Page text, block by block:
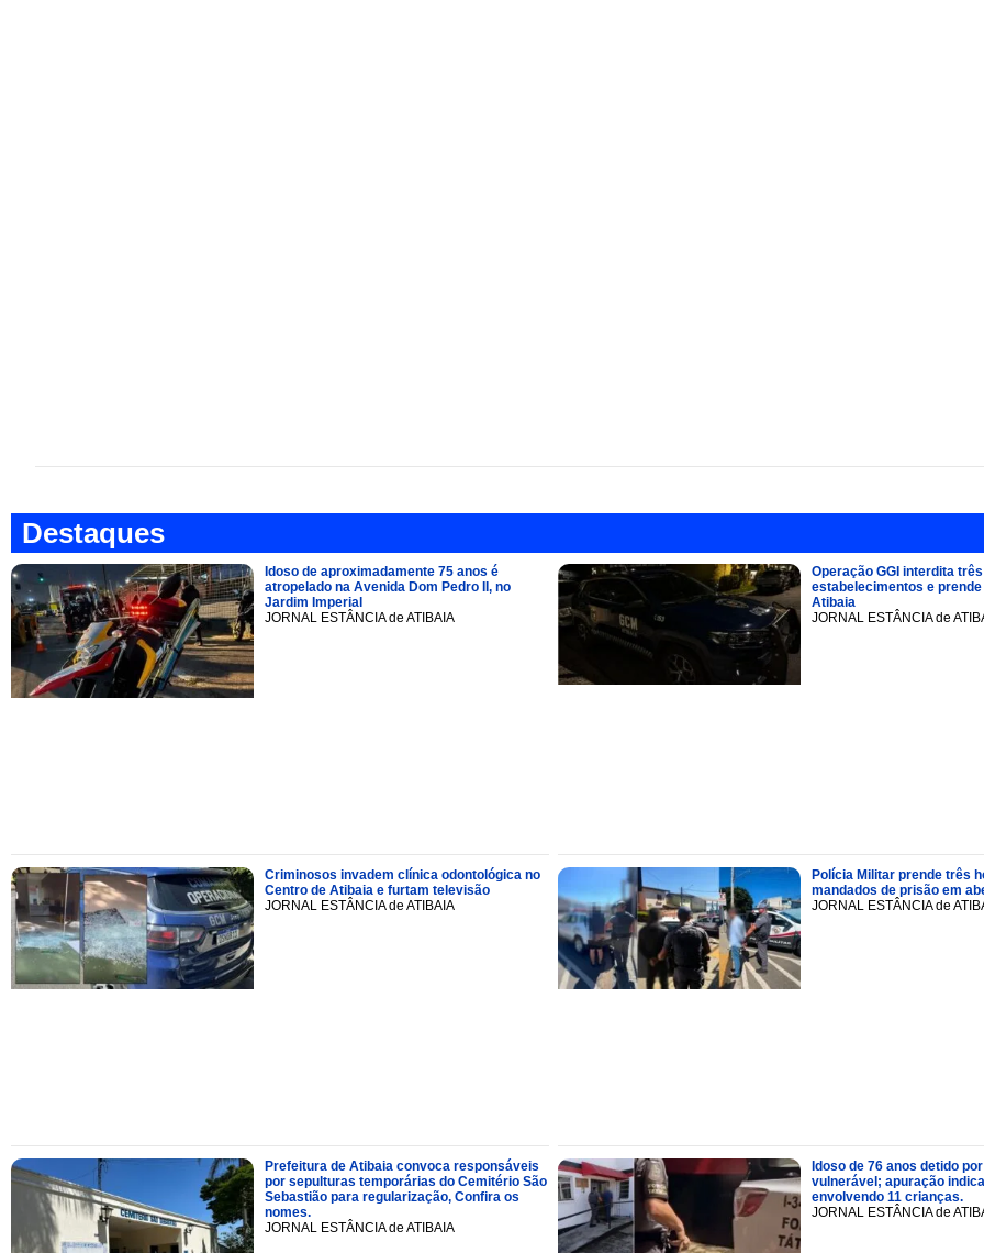
Destaques
Idoso de aproximadamente 75 anos é
atropelado na Avenida Dom Pedro II, no
Jardim Imperial
JORNAL ESTÂNCIA de ATIBAIA
Operação GGI interdita três
estabelecimentos e
Atibaia
JORNAL ESTÂNCIA de
Criminosos invadem clínica odontológica no
Centro de Atibaia e furtam televisão
JORNAL ESTÂNCIA de ATIBAIA
Polícia Militar prende três
mandados de prisão em
JORNAL ESTÂNCIA de
Prefeitura de Atibaia convoca responsáveis
por sepulturas temporárias do Cemitério São
Sebastião para regularização, Confira os
nomes.
JORNAL ESTÂNCIA de ATIBAIA
Idoso de 76 anos detido
vulnerável; apuração
envolvendo 11 crianças.
JORNAL ESTÂNCIA de